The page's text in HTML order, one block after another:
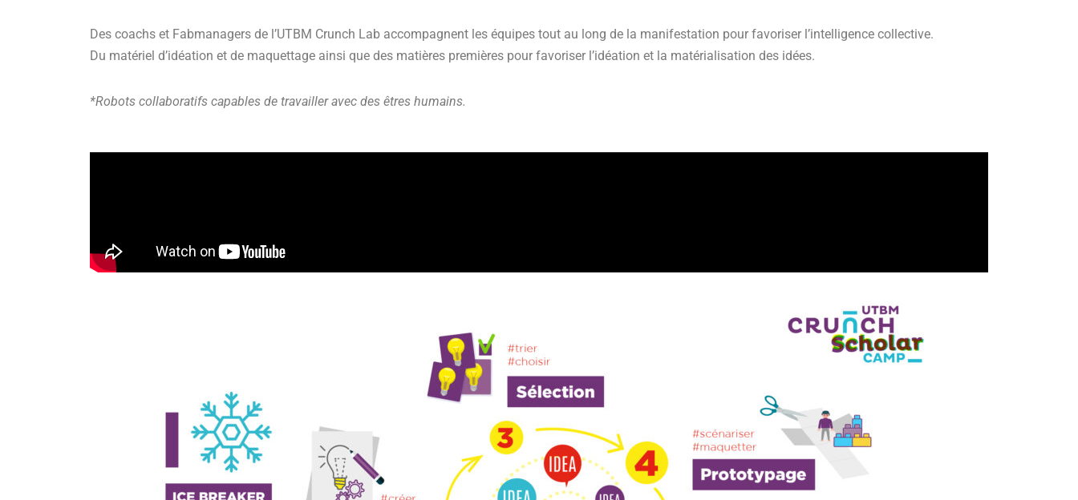
Des coachs et Fabmanagers de l’UTBM Crunch Lab accompagnent les équipes tout au long de la manifestation pour favoriser l’intelligence collective.
Du matériel d’idéation et de maquettage ainsi que des matières premières pour favoriser l’idéation et la matérialisation des idées.
*Robots collaboratifs capables de travailler avec des êtres humains.